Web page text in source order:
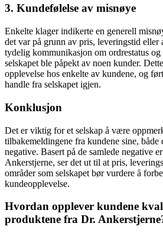
3. Kundefølelse av misnøye
Enkelte klager indikerte en generell
det var på grunn av pris, leveringstid eller
tydelig kommunikasjon om ordrestatus
selskapet ble påpekt av noen kunder.
opplevelse hos enkelte av kundene, og
handle fra selskapet igjen.
Konklusjon
Det er viktig for et selskap å være
tilbakemeldingene fra kundene sine, både
negative. Basert på de samlede negative
Ankerstjerne, ser det ut til at pris,
områder som selskapet bør vurdere å
kundeopplevelse.
Hvordan opplever kundene
produktene fra Dr.